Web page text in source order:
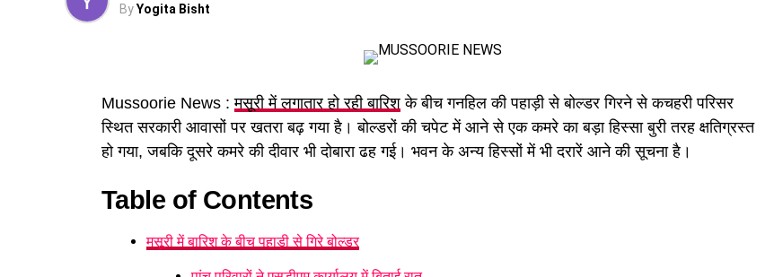
पढ़े धामी कैबिनेट के प्रमुख फैसले
GST संशोधित अध्यादेश को मंजूरी।
ByYogita Bisht
Mussoorie News :मसूरी में लगातार हो रही बारिश के बीच गनहिल की पहाड़ी से बोल्डर गिरने से कचहरी परिसर
स्थित सरकारी आवासों पर खतरा बढ़ गया है। बोल्डरों की चपेट में आने से एक कमरे का बड़ा हिस्सा बुरी तरह क्षतिग्रस्त
हो गया, जबकि दूसरे कमरे की दीवार भी दोबारा ढह गई। भवन के अन्य हिस्सों में भी दरारें आने की सूचना है।
Table of Contents
मसूरी में बारिश के बीच पहाड़ी से गिरे बोल्डर